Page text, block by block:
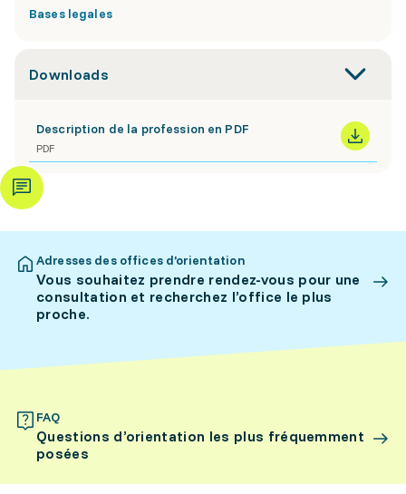
Bases legales
Downloads
Description de la profession en PDF
PDF
Adresses des offices d’orientation
Vous souhaitez prendre rendez-vous pour une
consultation et recherchez l’office le plus
proche.
FAQ
Questions d’orientation les plus fréquemment
posées